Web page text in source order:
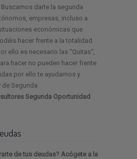
Buscamos darte la segunda
empresas, incluso a
económicas que
hacer frente a la totalidad
ello es necesario las “Quitas“,
hacer no pueden hacer frente
por ello te ayudamos y
de Segunda
Segunda Oportunidad
de tus deudas? Acógete a la